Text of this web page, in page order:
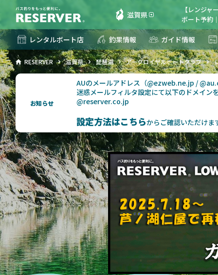
滋賀県
【レンジ
ボート予約
レンタルボート店 釣果情報 ガイド情報
RESERVER 滋賀県 琵琶湖 アークロイヤルボートクラブ
お知らせ
AUのメールアドレス（@ezweb.ne.jp /
迷惑メールフィルタ設定にて以下のドメイン
@reserver.co.jp
設定方法はこちらからご確認いただけま